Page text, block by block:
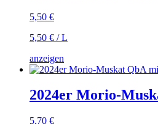
5,50 €
5,50 € /L
anzeigen
2024er Morio-
5,70 €